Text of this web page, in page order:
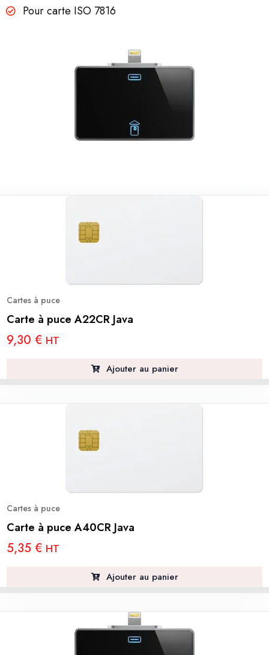
Pour carte ISO 7816
Cartes à puce
Carte à puce A22CR Java
9,30 € HT
Ajouter au panier
Cartes à puce
Carte à puce A40CR Java
5,35 € HT
Ajouter au panier